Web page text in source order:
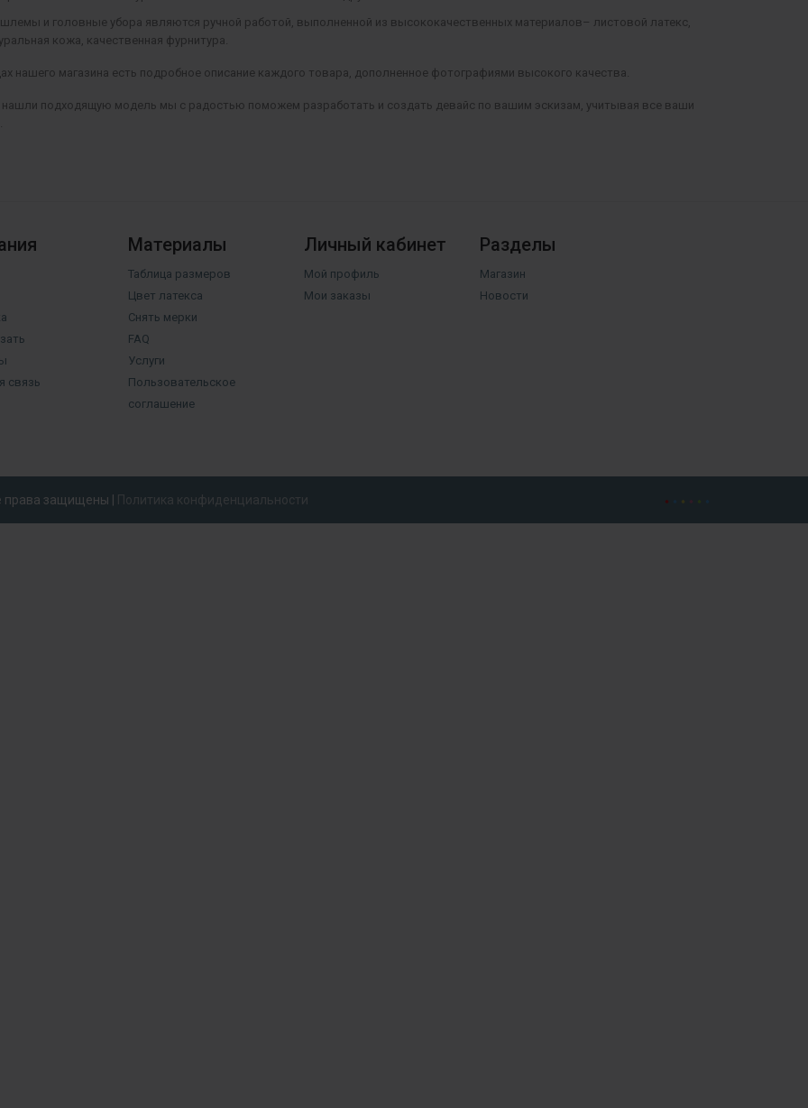
и головные убора являются ручной работой, выполненной из высококачественных материалов– листовой латекс,
кожа, качественная фурнитура.
нашего магазина есть подробное описание каждого товара, дополненное фотографиями высокого качества.
нашли подходящую модель мы с радостью поможем разработать и создать девайс по вашим эскизам, учитывая все ваши
связь
Материалы
Таблица размеров
Цвет латекса
Снять мерки
FAQ
Услуги
Пользовательское
соглашение
Личный кабинет
Мой профиль
Мои заказы
Разделы
Магазин
Новости
права защищены | Политика конфиденциальности